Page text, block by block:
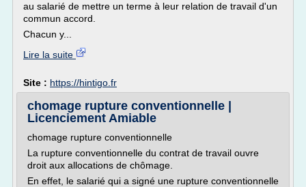
au salarié de mettre un terme à leur relation de travail d'un
commun accord.
Chacun y...
Lire la suite
Site : https://hintigo.fr
chomage rupture conventionnelle |
Licenciement Amiable
chomage rupture conventionnelle
La rupture conventionnelle du contrat de travail ouvre
droit aux allocations de chômage.
En effet, le salarié qui a signé une rupture conventionnelle